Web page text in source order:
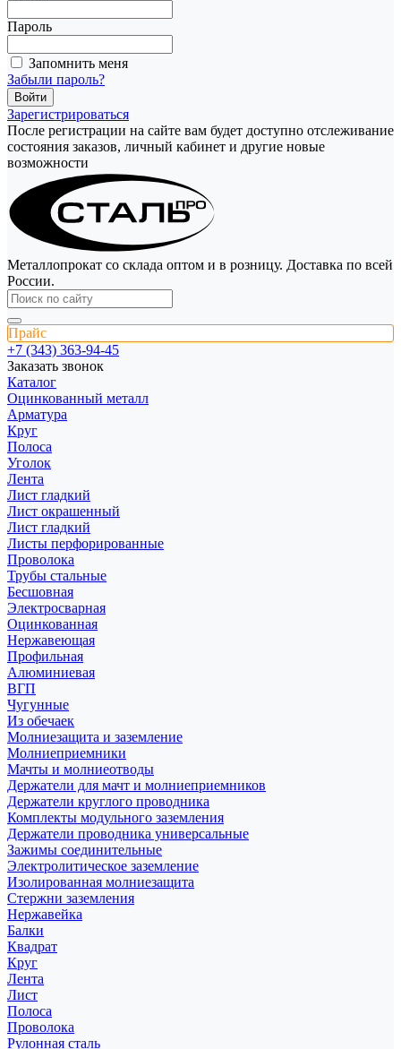
Пароль
Запомнить меня
Забыли пароль?
Зарегистрироваться
После регистрации на сайте вам будет доступно отслеживание
состояния заказов, личный кабинет и другие новые
возможности
Металлопрокат со склада оптом и в розницу. Доставка по всей
России.
Прайс
+7 (343) 363-94-45
Заказать звонок
Каталог
Оцинкованный металл
Арматура
Круг
Полоса
Уголок
Лента
Лист гладкий
Лист окрашенный
Лист гладкий
Листы перфорированные
Проволока
Трубы стальные
Бесшовная
Электросварная
Оцинкованная
Нержавеющая
Профильная
Алюминиевая
ВГП
Чугунные
Из обечаек
Молниезащита и заземление
Молниеприемники
Мачты и молниеотводы
Держатели для мачт и молниеприемников
Держатели круглого проводника
Комплекты модульного заземления
Держатели проводника универсальные
Зажимы соединительные
Электролитическое заземление
Изолированная молниезащита
Стержни заземления
Нержавейка
Балки
Квадрат
Круг
Лента
Лист
Полоса
Проволока
Рулонная сталь